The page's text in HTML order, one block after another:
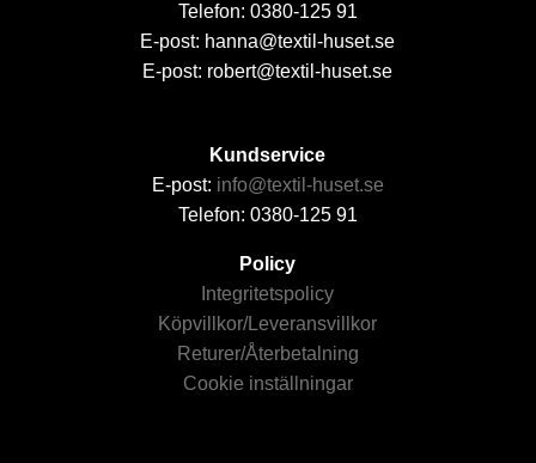
Telefon: 0380-125 91
E-post: hanna@textil-huset.se
E-post: robert@textil-huset.se
Kundservice
E-post: info@textil-huset.se
Telefon: 0380-125 91
Policy
Integritetspolicy
Köpvillkor/Leveransvillkor
Returer/Återbetalning
Cookie inställningar